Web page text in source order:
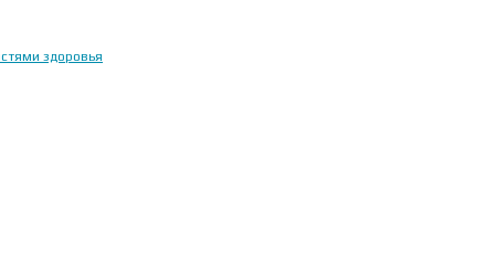
здоровья